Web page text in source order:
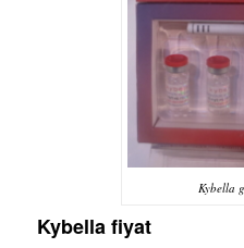
Kybella
Kybella fiyat